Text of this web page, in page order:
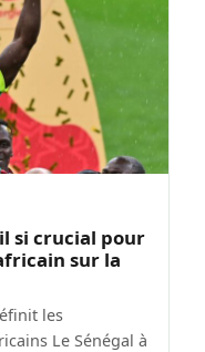
si crucial pour
sur la
les
Le Sénégal à